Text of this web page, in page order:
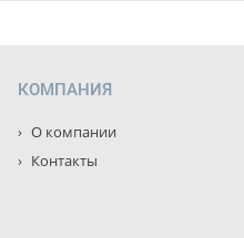
КОМПАНИЯ
О компании
Контакты